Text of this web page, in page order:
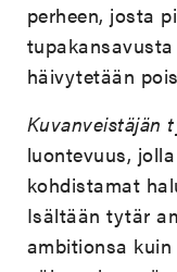
perheen, josta
häivytetään
Kuvanveistäjän
luontevuus,
kohdistamat
Isältään tytär
ambitionsa